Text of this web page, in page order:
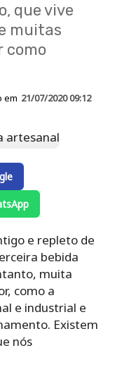
que vive
muitas
como
em 21/07/2020 09:12
e repleto de
bebida
muita
como a
e industrial e
Existem
nós